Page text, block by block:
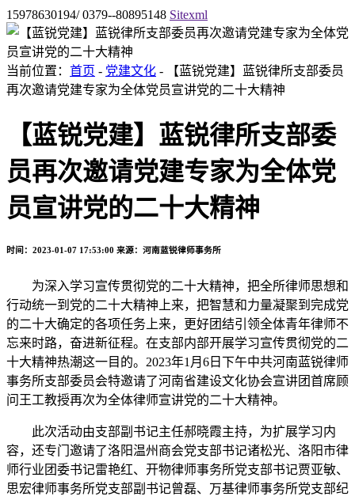
15978630194/ 0379--80895148 Sitexml
当前位置： 首页 - 党建文化 - 【蓝锐党建】蓝锐律所支部委员
再次邀请党建专家为全体党员宣讲党的二十大精神
【蓝锐党建】蓝锐律所支部委
员再次邀请党建专家为全体党
员宣讲党的二十大精神
时间：2023-01-07 17:53:00 来源：河南蓝锐律师事务所
为深入学习宣传贯彻党的二十大精神，把全所律师思想和
行动统一到党的二十大精神上来，把智慧和力量凝聚到完成党
的二十大确定的各项任务上来，更好团结引领全体青年律师不
忘来时路，奋进新征程。在支部内部开展学习宣传贯彻党的二
十大精神热潮这一目的。2023年1月6日下午中共河南蓝锐律师
事务所支部委员会特邀请了河南省建设文化协会宣讲团首席顾
问王工教授再次为全体律师宣讲党的二十大精神。
此次活动由支部副书记主任郝晓霞主持，为扩展学习内
容，还专门邀请了洛阳温州商会党支部书记诸松光、洛阳市律
师行业团委书记雷艳红、开物律师事务所党支部书记贾亚敏、
思宏律师事务所党支部副书记曾磊、万基律师事务所党支部纪